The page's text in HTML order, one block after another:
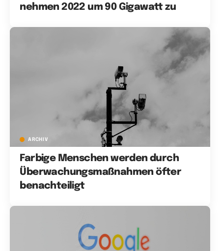
nehmen 2022 um 90 Gigawatt zu
ARCHIV
Farbige Menschen werden durch
Überwachungsmaßnahmen öfter
benachteiligt